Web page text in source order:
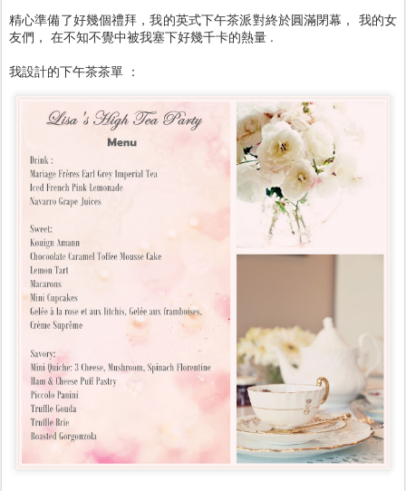
精心準備了好幾個禮拜，我的英式下午茶派對終於圓滿閉幕， 我的女
友們， 在不知不覺中被我塞下好幾千卡的熱量 .
我設計的下午茶茶單 ：